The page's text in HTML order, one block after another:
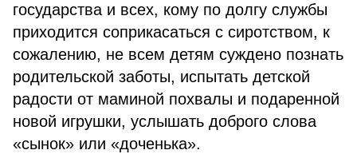
государства и всех, кому по долгу службы
приходится соприкасаться с сиротством, к
сожалению, не всем детям суждено познать
родительской заботы, испытать детской
радости от маминой похвалы и подаренной
новой игрушки, услышать доброго слова
«сынок» или «доченька».